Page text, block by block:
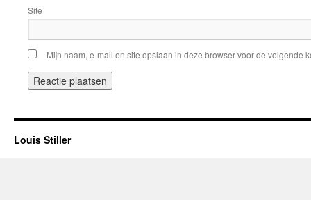
Site
Mijn naam, e-mail en site opslaan in deze browser voor de volgende
Louis Stiller